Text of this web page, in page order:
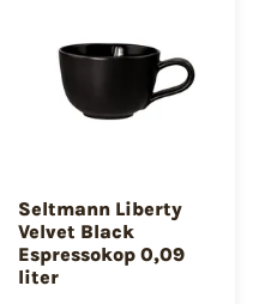
Seltmann Liberty
Velvet Black
Espressokop 0,09
liter